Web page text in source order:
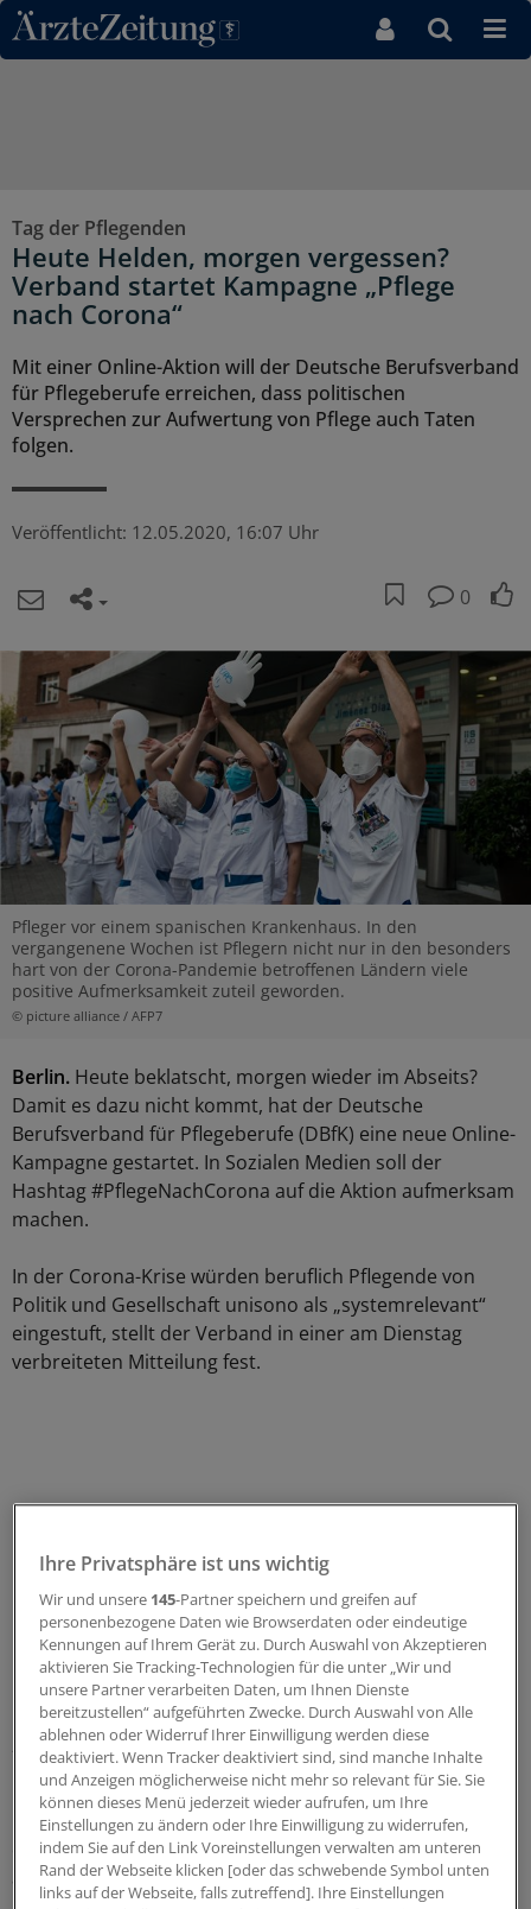
Direkt zum Inhaltsbereich
Tag der Pflegenden
Heute Helden, morgen vergessen?
Verband startet Kampagne „Pflege
nach Corona“
Mit einer Online-Aktion will der Deutsche Berufsverband
für Pflegeberufe erreichen, dass politischen
Versprechen zur Aufwertung von Pflege auch Taten
folgen.
Veröffentlicht: 12.05.2020, 16:07 Uhr
0
Pfleger vor einem spanischen Krankenhaus. In den
vergangenene Wochen ist Pflegern nicht nur in den besonders
hart von der Corona-Pandemie betroffenen Ländern viele
positive Aufmerksamkeit zuteil geworden.
© picture alliance / AFP7
Berlin. Heute beklatscht, morgen wieder im Abseits?
Damit es dazu nicht kommt, hat der Deutsche
Berufsverband für Pflegeberufe (DBfK) eine neue Online-
Kampagne gestartet. In Sozialen Medien soll der
Hashtag #PflegeNachCorona auf die Aktion aufmerksam
machen.
In der Corona-Krise würden beruflich Pflegende von
Politik und Gesellschaft unisono als „systemrelevant“
eingestuft, stellt der Verband in einer am Dienstag
verbreiteten Mitteilung fest.
„Applaus verklingt wieder
Der anfängliche Applaus im Bundestag und auf den
Balkonen verklinge jedoch allmählich wieder, schreibt
der Verband. Zusagen von Politikern, die Pflegeberufe
auch wegen ihres Engagements in der Corona-Krise
Ihre Privatsphäre ist uns wichtig
Wir und unsere 145-Partner speichern und greifen auf
personenbezogene Daten wie Browserdaten oder eindeutige
Kennungen auf Ihrem Gerät zu. Durch Auswahl von Akzeptieren
aktivieren Sie Tracking-Technologien für die unter „Wir und
unsere Partner verarbeiten Daten, um Ihnen Dienste
bereitzustellen“ aufgeführten Zwecke. Durch Auswahl von Alle
ablehnen oder Widerruf Ihrer Einwilligung werden diese
deaktiviert. Wenn Tracker deaktiviert sind, sind manche Inhalte
und Anzeigen möglicherweise nicht mehr so relevant für Sie. Sie
können dieses Menü jederzeit wieder aufrufen, um Ihre
Einstellungen zu ändern oder Ihre Einwilligung zu widerrufen,
indem Sie auf den Link Voreinstellungen verwalten am unteren
Rand der Webseite klicken [oder das schwebende Symbol unten
links auf der Webseite, falls zutreffend]. Ihre Einstellungen